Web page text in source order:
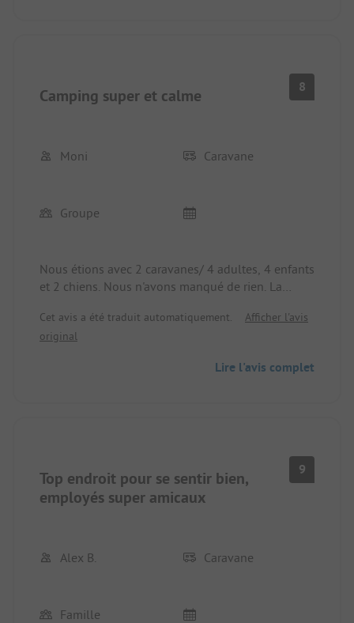
Camping super et calme 8
Moni Caravane
Groupe
Nous étions avec 2 caravanes/ 4 adultes, 4 enfants
et 2 chiens. Nous n'avons manqué de rien. La
belle. Les enfants ont adoré l'aire de jeux. Les
emplacements étaient également très beaux. Le
sortie étaient toutes à proximité. Nous y sommes
Cet avis a été traduit automatiquement.
Afficher l'avis
original
Lire l'avis complet
Top endroit pour se sentir bien,
employés super amicaux
9
Alex B. Caravane
Famille